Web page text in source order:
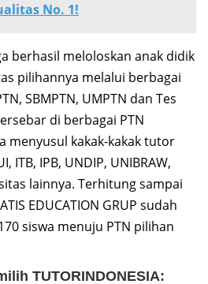
No. 1!
berhasil meloloskan anak didik
pilihannya melalui berbagai
SBMPTN, UMPTN dan Tes
di berbagai PTN
menyusul kakak-kakak tutor
ITB, IPB, UNDIP, UNIBRAW,
lainnya. Terhitung sampai
EDUCATION GRUP sudah
siswa menuju PTN pilihan
TUTORINDONESIA: